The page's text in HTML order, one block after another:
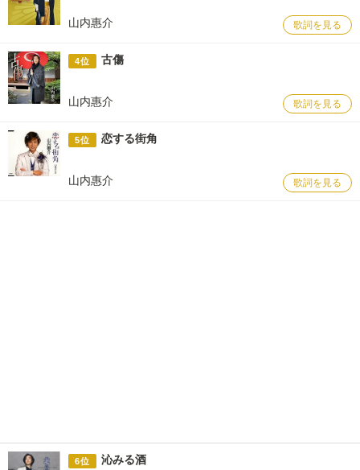
山内惠介 歌詞を見る
4位 古傷
山内惠介 歌詞を見る
5位 恋する街角
山内惠介 歌詞を見る
6位 沁みる酒